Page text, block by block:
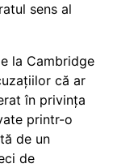
sens al
la Cambridge
că ar
în privința
printr-o
de un
de